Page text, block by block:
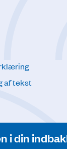
af tekst
i din